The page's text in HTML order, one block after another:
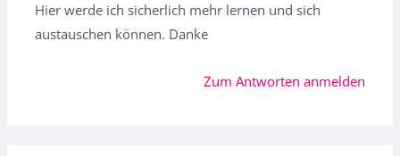
Hier werde ich sicherlich mehr lernen und sich
austauschen können. Danke
Zum Antworten anmelden